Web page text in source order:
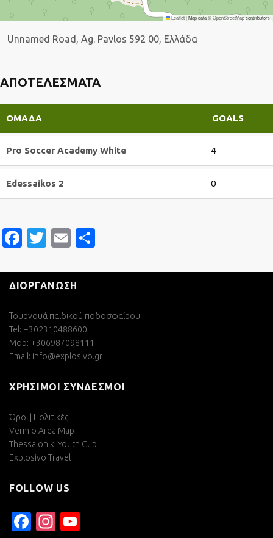
Leaflet|Map data ©OpenStreetMapcontributors
Unnamed Road, Ag. Pavlos 592 00, Ελλάδα
ΑΠΟΤΕΛΈΣΜΑΤΑ
ΟΜΆΔΑ GOALS
Pro Soccer Academy White 4
Edessaikos 2 0
Facebook
Twitter
Email
ΔΙΟΡΓΑΝΩΣΗ
Τουρνουά παιδικού ποδοσφαίρου
Tel: +302310488600
Mob: +306987098111
Email: info@explosivo.gr
ΧΡΗΣΙΜΟΙ ΣΥΝΔΕΣΜΟΙ
Όροι | Πολιτικές
Vermio Area Map
Thessaloniki Youth Cup
Explosivo Travel
FOLLOW US
Facebook
Instagram